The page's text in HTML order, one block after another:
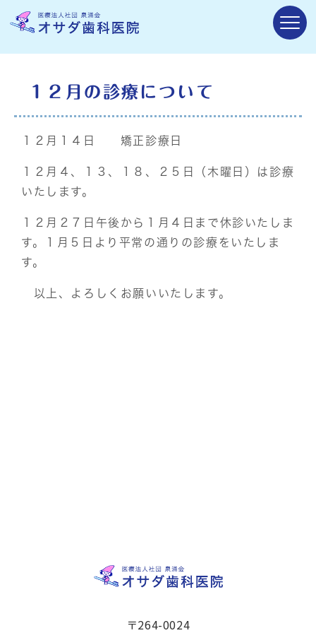
１２月の診療について
１２月１４日 矯正診療日
１２月４、１３、１８、２５日（木曜日）は診療
いたします。
１２月２７日午後から１月４日まで休診いたしま
す。１月５日より平常の通りの診療をいたしま
す。
以上、よろしくお願いいたします。
〒264-0024